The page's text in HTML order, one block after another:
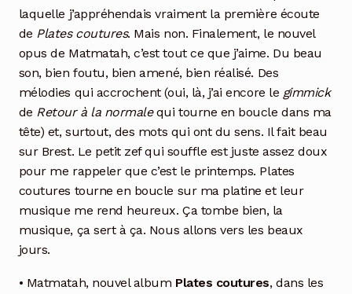
laquelle j’appréhendais vraiment la première écoute
de Plates coutures. Mais non. Finalement, le nouvel
opus de Matmatah, c’est tout ce que j’aime. Du beau
son, bien foutu, bien amené, bien réalisé. Des
mélodies qui accrochent (oui, là, j’ai encore le gimmick
de Retour à la normalequi tourne en boucle dans ma
tête) et, surtout, des mots qui ont du sens. Il fait beau
sur Brest. Le petit zef qui souffle est juste assez doux
pour me rappeler que c’est le printemps. Plates
coutures tourne en boucle sur ma platine et leur
musique me rend heureux. Ça tombe bien, la
musique, ça sert à ça. Nous allons vers les beaux
jours.
• Matmatah, nouvel album Plates coutures, dans les